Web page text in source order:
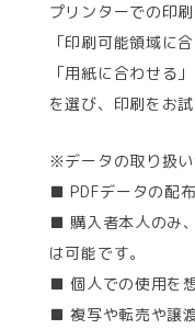
プリンターでの印
「印刷可能領域に合
「用紙に合わせる」
を選び、印刷をお試
※データの取り扱
■ PDFデータの配
■ 購入者本人のみ
は可能です。
■ 個人での使用を
■ 複写や転売や譲